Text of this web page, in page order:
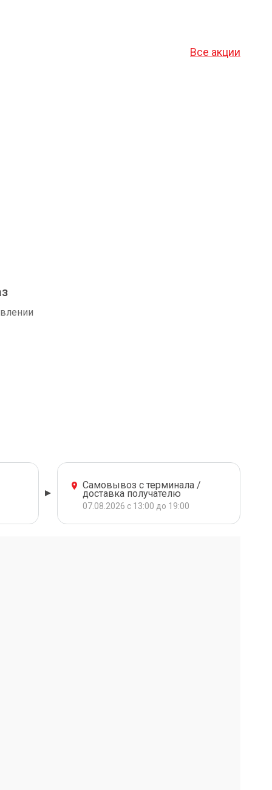
Все акции
Самовывоз с терминала /
доставка получателю
07.08.2026 с 13:00 до 19:00